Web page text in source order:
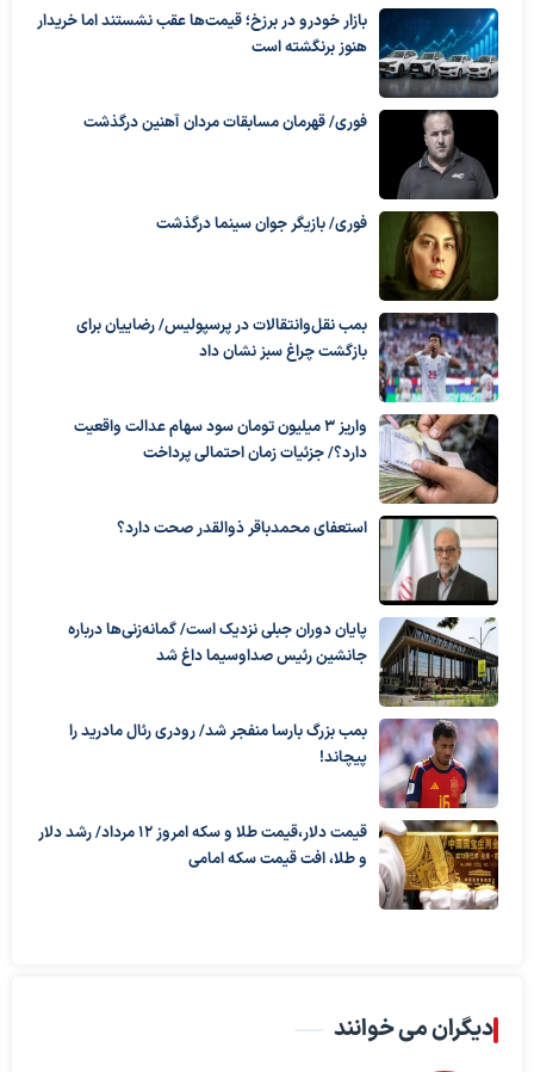
بازار خودرو در برزخ؛ قیمت‌ها عقب نشستند اما خریدار
هنوز برنگشته است
فوری/ قهرمان مسابقات مردان آهنین درگذشت
فوری/ بازیگر جوان سینما درگذشت
بمب نقل‌وانتقالات در پرسپولیس/ رضاییان برای
بازگشت چراغ سبز نشان داد
واریز ۳ میلیون تومان سود سهام عدالت واقعیت
دارد؟/ جزئیات زمان احتمالی پرداخت
استعفای محمدباقر ذوالقدر صحت دارد؟
پایان دوران جبلی نزدیک است/ گمانه‌زنی‌ها درباره
جانشین رئیس صداوسیما داغ شد
بمب بزرگ بارسا منفجر شد/ رودری رئال مادرید را
پیچاند!
قیمت دلار،قیمت طلا و سکه امروز ۱۲ مرداد/ رشد دلار
و طلا، افت قیمت سکه امامی
دیگران می خوانند